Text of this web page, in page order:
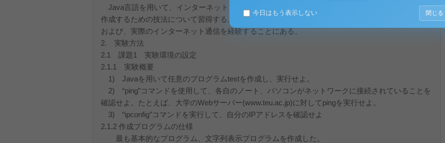
Java言語を用いて、インターネット プロトコルを利用したアプリケーションプログラミングを
作成するための技法について習得する。本実験の目的は、Javaのプログラミングに習熟すること、
および、実際のインターネット通信を経験することにある。
2. 実験方法
2.1 課題1 実験環境の設定
2.1.1 実験概要
1) Javaを用いて任意のプログラムtestを作成し、実行せよ。
2) “ping”コマンドを使用して、各自のノート、パソコンがネットワークに接続されていることを
確認せよ。たとえば、大学のWebサーバー(www.teu.ac.jp)に対してpingを実行せよ。
3) “ipconfig”コマンドを実行して、自分のIPアドレスを確認せよ
2.1.2 作成プログラムの仕様
最も基本的なプログラム、文字列表示プログラムを作成した。
今日はもう表示しない 閉じる